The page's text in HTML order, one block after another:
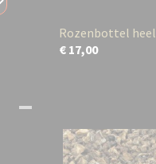
Rozenbottel heel
€ 17,00